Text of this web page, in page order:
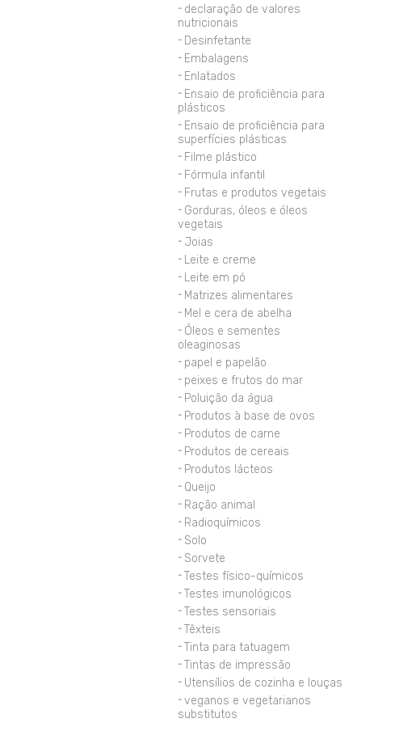
declaração de valores
nutricionais
Desinfetante
Embalagens
Enlatados
Ensaio de proficiência para
plásticos
Ensaio de proficiência para
superfícies plásticas
Filme plástico
Fórmula infantil
Frutas e produtos vegetais
Gorduras, óleos e óleos
vegetais
Joias
Leite e creme
Leite em pó
Matrizes alimentares
Mel e cera de abelha
Óleos e sementes
oleaginosas
papel e papelão
peixes e frutos do mar
Poluição da água
Produtos à base de ovos
Produtos de carne
Produtos de cereais
Produtos lácteos
Queijo
Ração animal
Radioquímicos
Solo
Sorvete
Testes físico-químicos
Testes imunológicos
Testes sensoriais
Têxteis
Tinta para tatuagem
Tintas de impressão
Utensílios de cozinha e louças
veganos e vegetarianos
substitutos